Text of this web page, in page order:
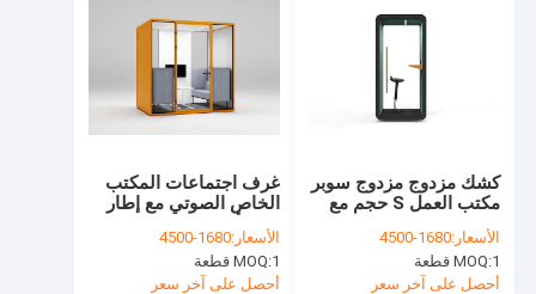
غرف اجتماعات المكتب
الخاص الصوتي مع إطار
من الألومنيوم
الأسعار:1680-4500
MOQ:1 قطعة
أحصل على آخر سعر
كشك مزدوج مزدوج سوبر
مكتب العمل S حجم مع
مقبض خشبي
الأسعار:1680-4500
MOQ:1 قطعة
أحصل على آخر سعر